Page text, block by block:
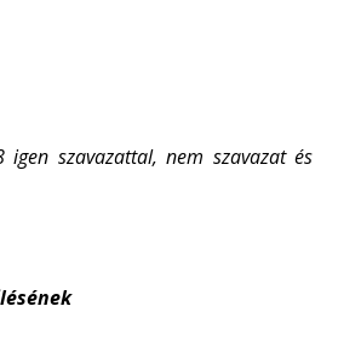
igen szavazattal, nem szavazat és